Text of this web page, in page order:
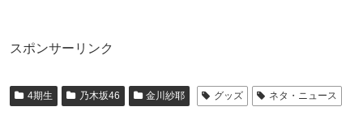
スポンサーリンク
4期生 乃木坂46 金川紗耶 グッズ ネタ・ニュース